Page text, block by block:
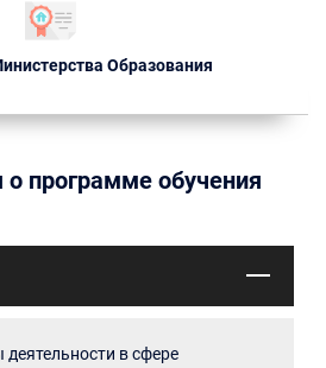
Образования
программе обучения
в сфере